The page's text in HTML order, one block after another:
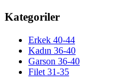
Kategoriler
Erkek 40-44
Kadın 36-40
Garson 36-40
Filet 31-35